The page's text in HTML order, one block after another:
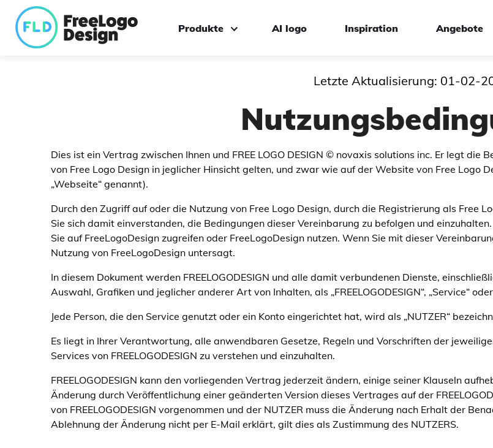
Produkte
Marken-Toolkit
AI logo Inspiration Angebote
Letzte Aktualisierung: 01-02-
Dies ist ein Vertrag zwischen Ihnen und FREE LOGO DESIGN © novaxis solutions inc. Er legt
von Free Logo Design in jeglicher Hinsicht gelten, und zwar wie auf der Website von Free Logo
„Webseite“ genannt).
Durch den Zugriff auf oder die Nutzung von Free Logo Design, durch die Registrierung als Free
Sie sich damit einverstanden, die Bedingungen dieser Vereinbarung zu befolgen und
Sie auf FreeLogoDesign zugreifen oder FreeLogoDesign nutzen. Wenn Sie mit dieser
Nutzung von FreeLogoDesign untersagt.
In diesem Dokument werden FREELOGODESIGN und alle damit verbundenen Dienste,
Auswahl, Grafiken und jeglicher anderer Art von Inhalten, als „FREELOGODESIGN“, „Service“
Jede Person, die den Service genutzt oder ein Konto eingerichtet hat, wird als „NUTZER“
Es liegt in Ihrer Verantwortung, alle anwendbaren Gesetze, Regeln und Vorschriften der
Services von FREELOGODESIGN zu verstehen und einzuhalten.
FREELOGODESIGN kann den vorliegenden Vertrag jederzeit ändern, einige seiner Klauseln
Änderung durch Veröffentlichung einer geänderten Version dieses Vertrages auf der
von FREELOGODESIGN vorgenommen und der NUTZER muss die Änderung nach Erhalt der
Ablehnung der Änderung nicht per E-Mail erklärt, gilt dies als Zustimmung des NUTZERS.